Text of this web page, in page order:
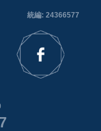
統編: 24366577